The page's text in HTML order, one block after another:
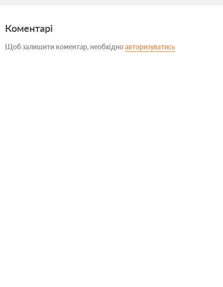
Коментарі
Щоб залишити коментар, необхідноавторизуватись